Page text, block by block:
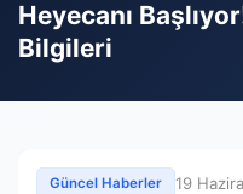
Heyecanı
Bilgileri
Güncel Haberler
19